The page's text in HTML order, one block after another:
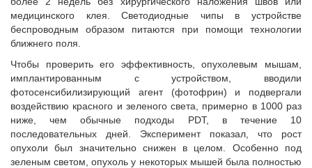
медицинского клея. Светодиодные чипы в устройстве
беспроводным образом питаются при помощи технологии
ближнего поля.
Чтобы проверить его эффективность, опухолевым мышам,
имплантированным с устройством, вводили
фотосенсибилизирующий агент (фотофрин) и подвергали
воздействию красного и зеленого света, примерно в 1000 раз
ниже, чем обычные подходы PDT, в течение 10
последовательных дней. Эксперимент показал, что рост
опухоли был значительно снижен в целом. Особенно под
зеленым светом, опухоль у некоторых мышей была полностью